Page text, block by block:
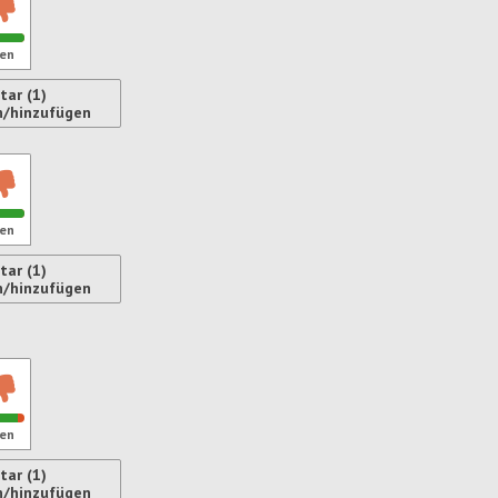
(1)
hinzufügen
(1)
hinzufügen
(1)
hinzufügen